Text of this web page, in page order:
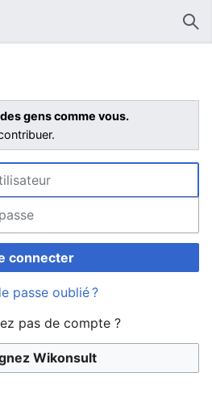
gens comme vous.
connecter
passe oublié ?
pas de compte ?
Wikonsult